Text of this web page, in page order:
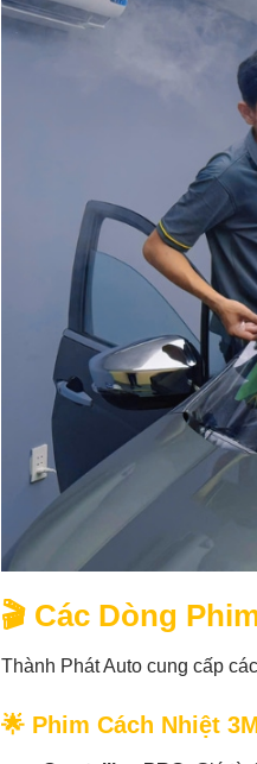
🎬 Các Dòng
Thành Phát Auto cung cấp
🌟 Phim Cách Nhiệt